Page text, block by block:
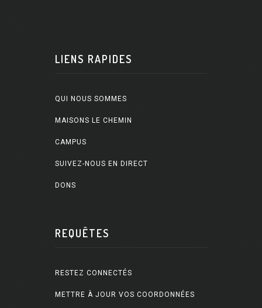
LIENS RAPIDES
QUI NOUS SOMMES
MAISONS LE CHEMIN
CAMPUS
SUIVEZ-NOUS EN DIRECT
DONS
REQUÊTES
RESTEZ CONNECTÉS
METTRE À JOUR VOS COORDONNÉES